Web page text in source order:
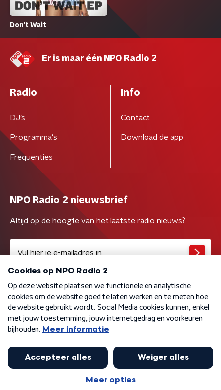
Don't Wait
Er is maar één NPO Radio 2
Radio
DJ’s
Programma's
Frequenties
Info
Contact
Download de app
NPO Radio 2 nieuwsbrief
Altijd op de hoogte van het laatste radio nieuws?
Algemene voorwaarden